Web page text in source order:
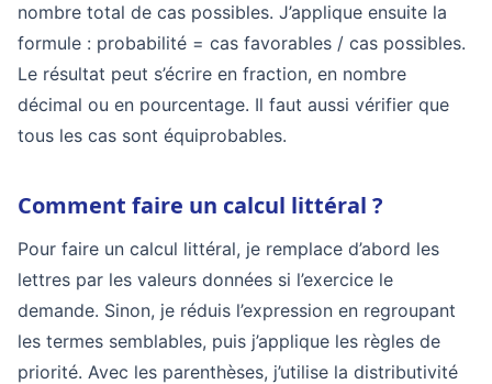
nombre total de cas possibles. J’applique ensuite la
formule : probabilité = cas favorables / cas possibles.
Le résultat peut s’écrire en fraction, en nombre
décimal ou en pourcentage. Il faut aussi vérifier que
tous les cas sont équiprobables.
Comment faire un calcul littéral ?
Pour faire un calcul littéral, je remplace d’abord les
lettres par les valeurs données si l’exercice le
demande. Sinon, je réduis l’expression en regroupant
les termes semblables, puis j’applique les règles de
priorité. Avec les parenthèses, j’utilise la distributivité